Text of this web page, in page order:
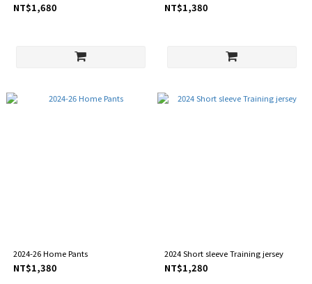
NT$1,680 NT$1,380
2024-26 Home Pants
NT$1,380
2024 Short sleeve Training jersey
NT$1,280